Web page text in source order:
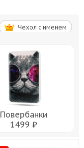
Чехол c именем
Повербанки
1499 ₽